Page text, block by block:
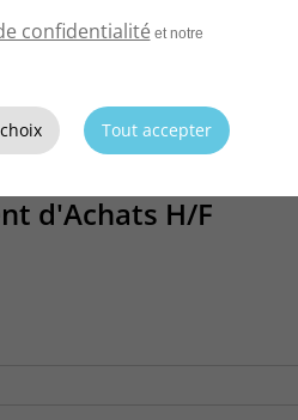
venir à
d'Achats H/F
confidentialité et notre
Tout accepter